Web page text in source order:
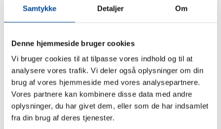
Samtykke Detaljer Om
Denne hjemmeside bruger cookies
Vi bruger cookies til at tilpasse vores indhold og til at
analysere vores trafik. Vi deler også oplysninger om din
brug af vores hjemmeside med vores analysepartnere.
Vores partnere kan kombinere disse data med andre
oplysninger, du har givet dem, eller som de har indsamlet
fra din brug af deres tjenester.
Kæmpebjørneklo
mod de store invasive arter af bjørneklo.